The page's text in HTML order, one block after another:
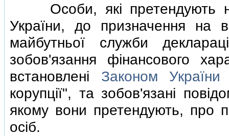
Особи, якi претендують
України, до призначення на
майбутньої служби
зобов'язання фiнансового
встановленi Законом України
корупцiї", та зобов'язанi
якому вони претендують, про
осiб.